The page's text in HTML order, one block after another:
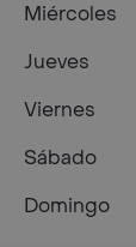
Miércoles
Jueves
Viernes
Sábado
Domingo